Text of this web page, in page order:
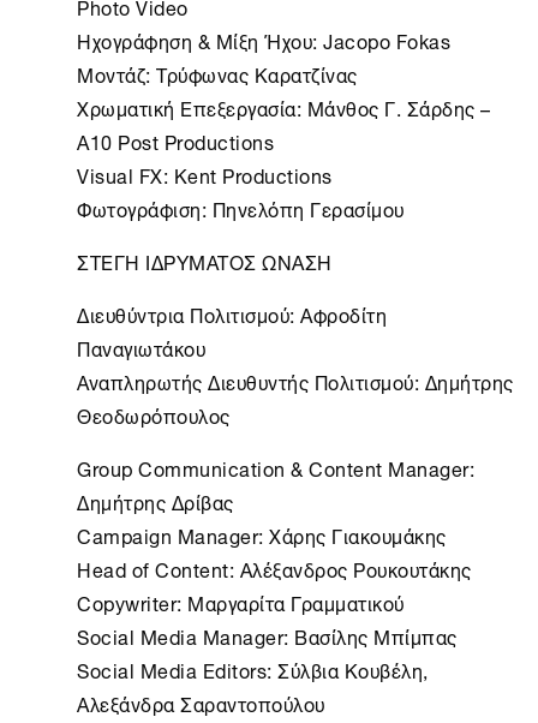
Ηχογράφηση & Μίξη Ήχου: Jacopo Fokas
Μοντάζ: Τρύφωνας Καρατζίνας
Χρωματική Επεξεργασία: Μάνθος Γ. Σάρδης –
Α10 Post Productions
Visual FX: Kent Productions
Φωτογράφιση: Πηνελόπη Γερασίμου
ΣΤΕΓΗ ΙΔΡΥΜΑΤΟΣ ΩΝΑΣΗ
Διευθύντρια Πολιτισμού: Αφροδίτη
Παναγιωτάκου
Αναπληρωτής Διευθυντής Πολιτισμού: Δημήτρης
Θεοδωρόπουλος
Group Communication & Content Manager:
Δημήτρης Δρίβας
Campaign Manager: Χάρης Γιακουμάκης
Head of Content: Αλέξανδρος Ρουκουτάκης
Copywriter: Μαργαρίτα Γραμματικού
Social Media Manager: Βασίλης Μπίμπας
Social Media Editors: Σύλβια Κουβέλη,
Αλεξάνδρα Σαραντοπούλου